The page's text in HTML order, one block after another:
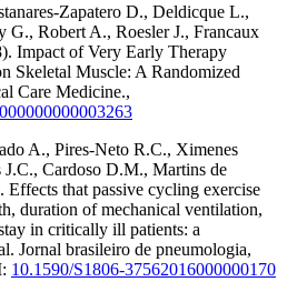
Zapatero D., Deldicque L.,
G., Robert A., Roesler J., Francaux
Impact of Very Early Therapy
Skeletal Muscle: A Randomized
Care Medicine.,
A., Pires-Neto R.C., Ximenes
J.C., Cardoso D.M., Martins de
that passive cycling exercise
duration of mechanical ventilation,
in critically ill patients: a
Jornal brasileiro de pneumologia,
10.1590/S1806-37562016000000170